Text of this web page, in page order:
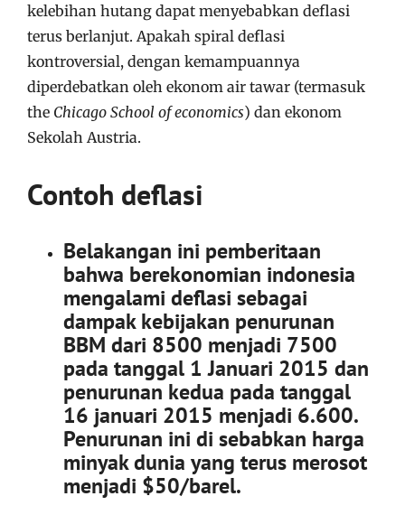
kelebihan hutang dapat menyebabkan deflasi
terus berlanjut. Apakah spiral deflasi
kontroversial, dengan kemampuannya
diperdebatkan oleh ekonom air tawar (termasuk
the Chicago School of economics) dan ekonom
Sekolah Austria.
Contoh deflasi
Belakangan ini pemberitaan
bahwa berekonomian indonesia
mengalami deflasi sebagai
dampak kebijakan penurunan
BBM dari 8500 menjadi 7500
pada tanggal 1 Januari 2015 dan
penurunan kedua pada tanggal
16 januari 2015 menjadi 6.600.
Penurunan ini di sebabkan harga
minyak dunia yang terus merosot
menjadi $50/barel.